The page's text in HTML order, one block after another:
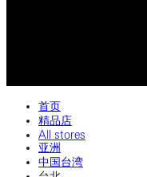
首页
精品店
All stores
亚洲
中国台湾